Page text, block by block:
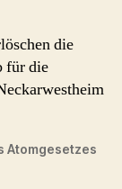
die
für die
Atomgesetzes